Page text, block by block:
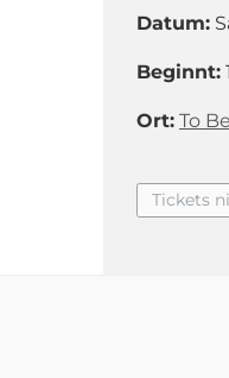
Datum:
Beginnt:
Ort: To
Tickets